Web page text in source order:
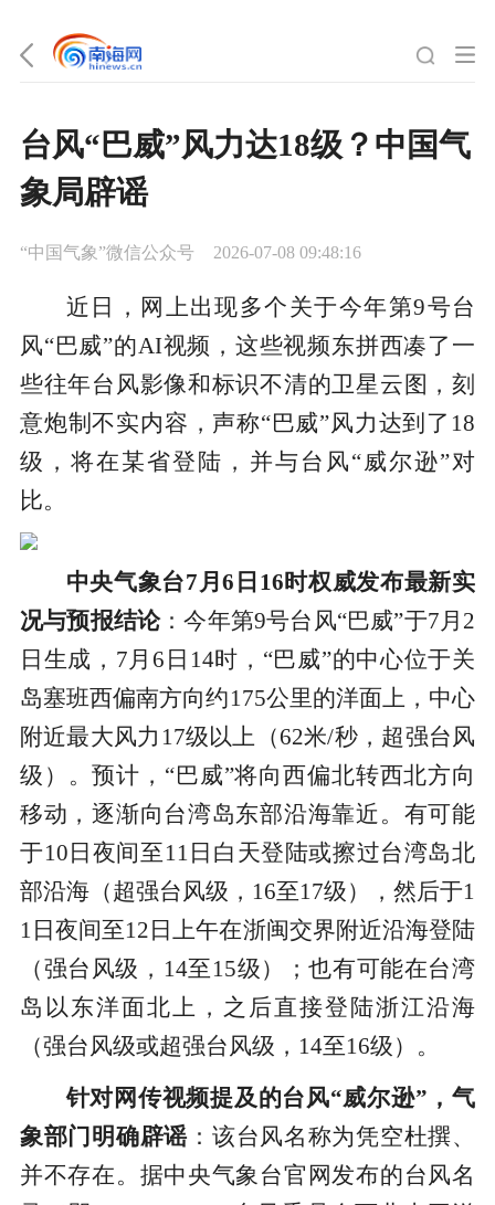
台风“巴威”风力达18级？中国气
象局辟谣
“中国气象”微信公众号 2026-07-08 09:48:16
近日，网上出现多个关于今年第9号台
风“巴威”的AI视频，这些视频东拼西凑了一
些往年台风影像和标识不清的卫星云图，刻
意炮制不实内容，声称“巴威”风力达到了18
级，将在某省登陆，并与台风“威尔逊”对
比。
中央气象台7月6日16时权威发布最新实
况与预报结论：今年第9号台风“巴威”于7月2
日生成，7月6日14时，“巴威”的中心位于关
岛塞班西偏南方向约175公里的洋面上，中心
附近最大风力17级以上（62米/秒，超强台风
级）。预计，“巴威”将向西偏北转西北方向
移动，逐渐向台湾岛东部沿海靠近。有可能
于10日夜间至11日白天登陆或擦过台湾岛北
部沿海（超强台风级，16至17级），然后于1
1日夜间至12日上午在浙闽交界附近沿海登陆
（强台风级，14至15级）；也有可能在台湾
岛以东洋面北上，之后直接登陆浙江沿海
（强台风级或超强台风级，14至16级）。
针对网传视频提及的台风“威尔逊”，气
象部门明确辟谣 ：该台风名称为凭空杜撰、
并不存在。据中央气象台官网发布的台风名